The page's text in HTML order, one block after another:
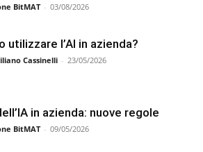
BitMAT - 03/08/2026
utilizzare l’AI in azienda?
Cassinelli - 23/05/2026
in azienda: nuove regole
BitMAT - 09/05/2026